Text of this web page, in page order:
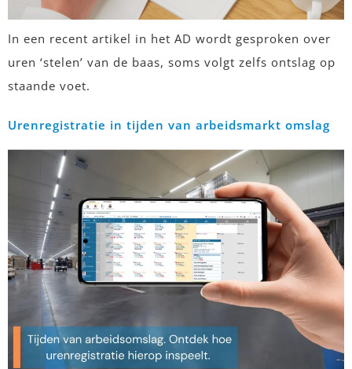
In een recent artikel in het AD wordt gesproken over
uren ‘stelen’ van de baas, soms volgt zelfs ontslag op
staande voet.
Urenregistratie in tijden van arbeidsmarkt omslag